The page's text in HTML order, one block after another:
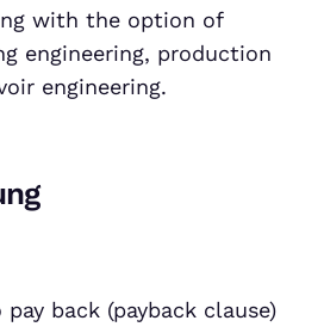
with the option of
engineering, production
engineering.
back (payback clause)